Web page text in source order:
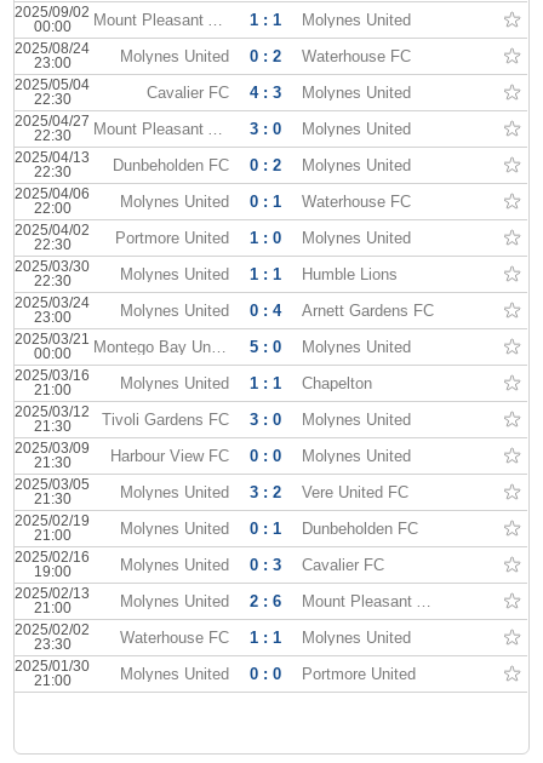
2025/09/02
00:00
Mount Pleasant Academy 1 : 1 Molynes United
2025/08/24
23:00
Molynes United 0 : 2 Waterhouse FC
2025/05/04
22:30
Cavalier FC 4 : 3 Molynes United
2025/04/27
22:30
Mount Pleasant Academy 3 : 0 Molynes United
2025/04/13
22:30
Dunbeholden FC 0 : 2 Molynes United
2025/04/06
22:00
Molynes United 0 : 1 Waterhouse FC
2025/04/02
22:30
Portmore United 1 : 0 Molynes United
2025/03/30
22:30
Molynes United 1 : 1 Humble Lions
2025/03/24
23:00
Molynes United 0 : 4 Arnett Gardens FC
2025/03/21
00:00
Montego Bay United 5 : 0 Molynes United
2025/03/16
21:00
Molynes United 1 : 1 Chapelton
2025/03/12
21:30
Tivoli Gardens FC 3 : 0 Molynes United
2025/03/09
21:30
Harbour View FC 0 : 0 Molynes United
2025/03/05
21:30
Molynes United 3 : 2 Vere United FC
2025/02/19
21:00
Molynes United 0 : 1 Dunbeholden FC
2025/02/16
19:00
Molynes United 0 : 3 Cavalier FC
2025/02/13
21:00
Molynes United 2 : 6 Mount Pleasant Academy
2025/02/02
23:30
Waterhouse FC 1 : 1 Molynes United
2025/01/30
21:00
Molynes United 0 : 0 Portmore United